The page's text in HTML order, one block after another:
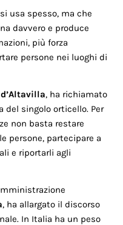
usa spesso, ma che
davvero e produce
più forza
persone nei luoghi di
, ha richiamato
del singolo orticello. Per
non basta restare
persone, partecipare a
e riportarli agli
, ha allargato il discorso
In Italia ha un peso